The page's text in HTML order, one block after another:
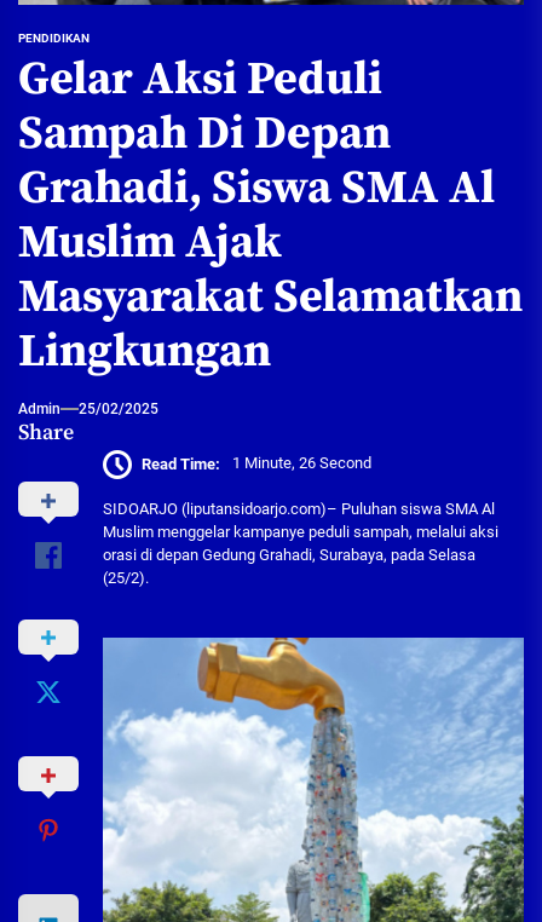
PENDIDIKAN
Gelar Aksi Peduli
Sampah Di Depan
Grahadi, Siswa SMA Al
Muslim Ajak
Masyarakat Selamatkan
Lingkungan
Admin 25/02/2025
Share
Read Time: 1 Minute, 26 Second
SIDOARJO (liputansidoarjo.com)– Puluhan siswa SMA Al
Muslim menggelar kampanye peduli sampah, melalui aksi
orasi di depan Gedung Grahadi, Surabaya, pada Selasa
(25/2).